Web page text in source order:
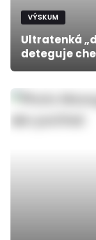
VÝSKUM
Ultratenká
deteguje